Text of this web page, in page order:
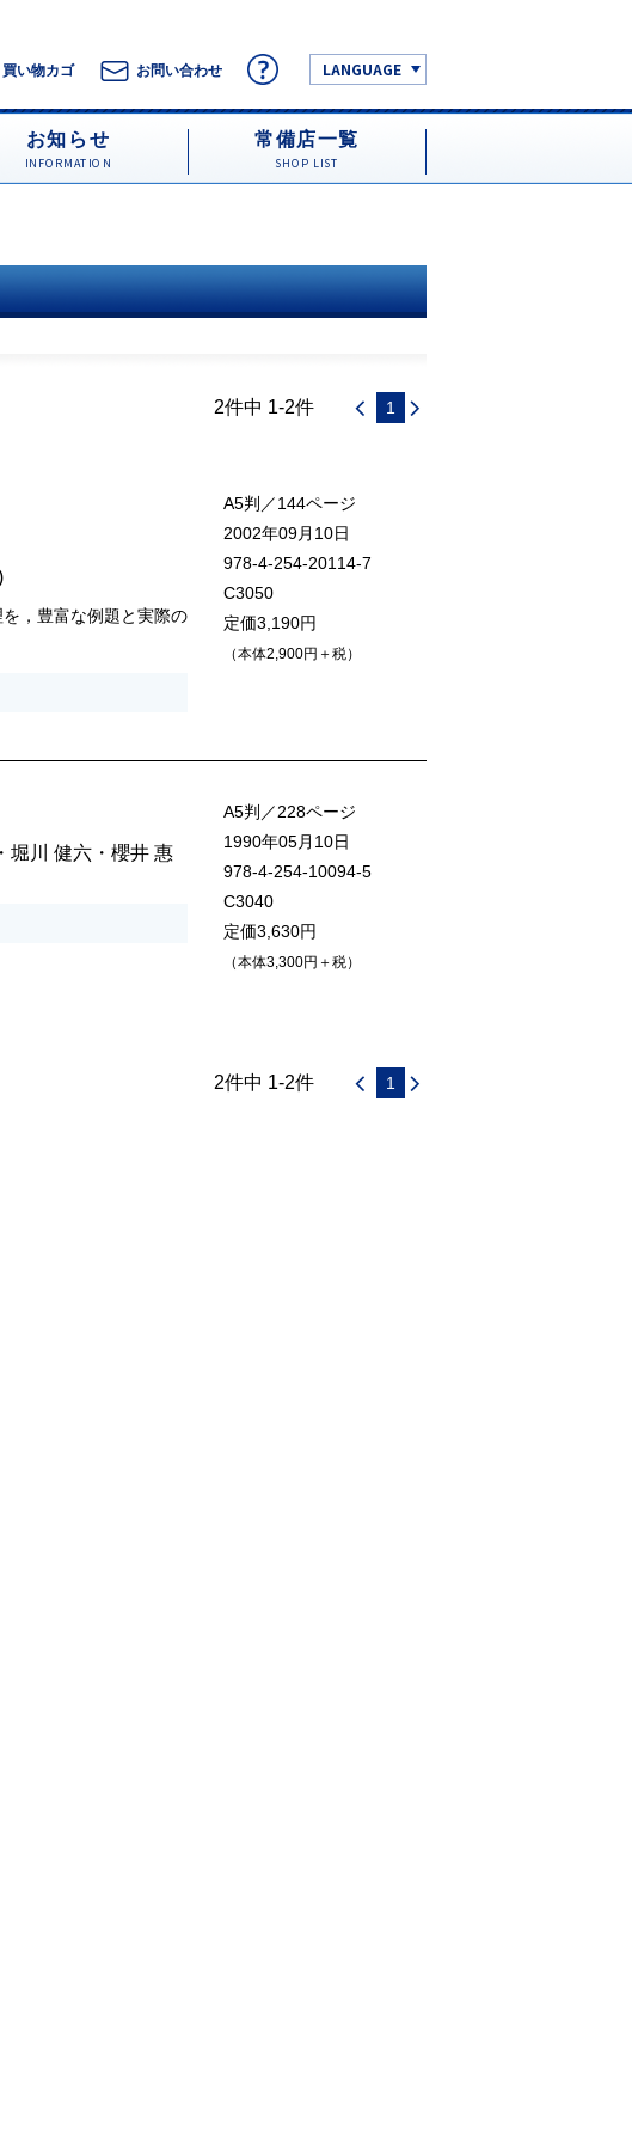
買い物カゴ お問い合わせ LANGUAGE
お知らせ
INFORMATION
常備店一覧
SHOP LIST
2件中 1-2件 1
，豊富な例題と実際の
A5判／144ページ
2002年09月10日
978-4-254-20114-7
C3050
定価3,190円
（本体2,900円＋税）
・ 堀川 健六 ・ 櫻井 惠
A5判／228ページ
1990年05月10日
978-4-254-10094-5
C3040
定価3,630円
（本体3,300円＋税）
2件中 1-2件 1